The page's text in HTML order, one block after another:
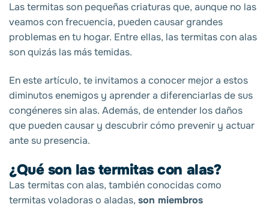
Las termitas son pequeñas criaturas que, aunque no las
veamos con frecuencia, pueden causar grandes
problemas en tu hogar. Entre ellas, las termitas con alas
son quizás las más temidas.
En este artículo, te invitamos a conocer mejor a estos
diminutos enemigos y aprender a diferenciarlas de sus
congéneres sin alas. Además, de entender los daños
que pueden causar y descubrir cómo prevenir y actuar
ante su presencia.
¿Qué son las termitas con alas?
Las termitas con alas, también conocidas como
termitas voladoras o aladas, son miembros